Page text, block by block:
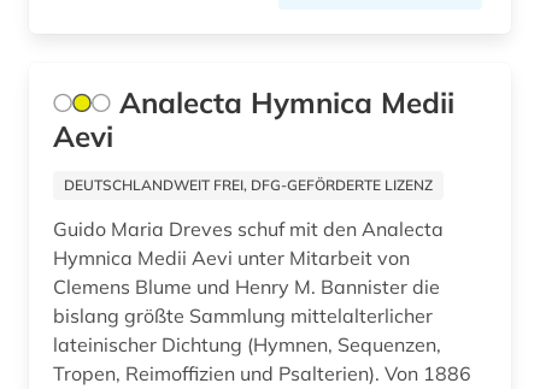
computertechnologie (1)
das große tucher-geschlechterbuch (1)
datenbankmanagementsysteme (3)
datensammlung (1)
Analecta Hymnica Medii
Aevi
DEUTSCHLANDWEIT FREI, DFG-GEFÖRDERTE LIZENZ
Guido Maria Dreves schuf mit den Analecta
Hymnica Medii Aevi unter Mitarbeit von
Clemens Blume und Henry M. Bannister die
bislang größte Sammlung mittelalterlicher
lateinischer Dichtung (Hymnen, Sequenzen,
Tropen, Reimoffizien und Psalterien). Von 1886